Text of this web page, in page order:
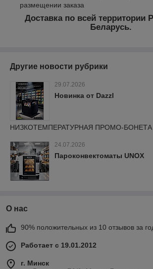
размещении заказа
Доставка по всей территории
Беларусь.
Другие новости рубрики
29.07.2026
Новинка от Dazzl
НИЗКОТЕМПЕРАТУРНАЯ ПРОМО-БОНЕТА
24.07.2026
Пароконвектоматы UNOX
О нас
90% положительных из 10 отзывов за
Работает с 19.01.2012
г. Минск